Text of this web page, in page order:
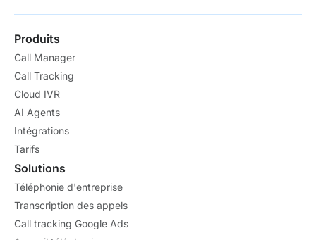
Produits
Call Manager
Call Tracking
Cloud IVR
AI Agents
Intégrations
Tarifs
Solutions
Téléphonie d'entreprise
Transcription des appels
Call tracking Google Ads